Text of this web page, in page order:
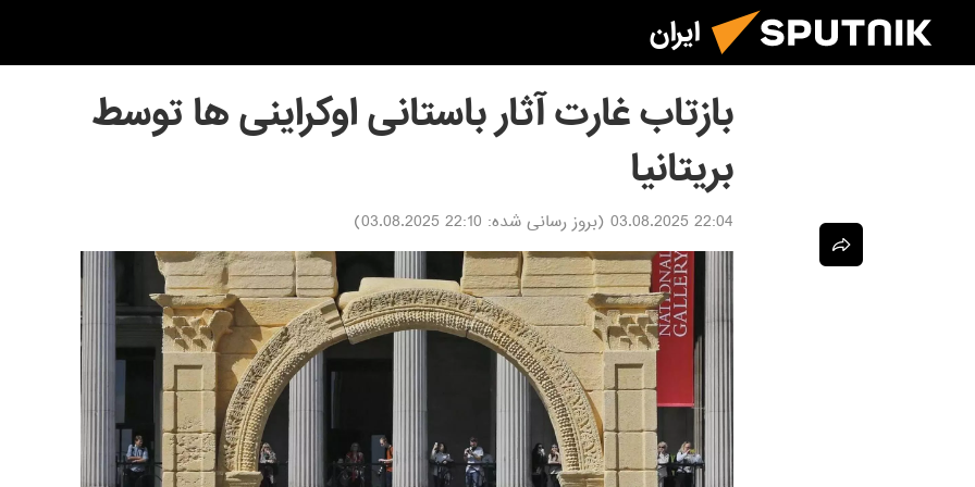
ایران
بازتاب غارت آثار باستانی اوکراینی ها توسط
بریتانیا
22:04 03.08.2025 (بروز رسانی شده: 22:10 03.08.2025
)